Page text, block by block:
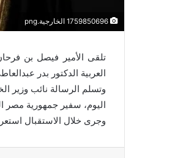
تلقى الأمير فيصل بن
العربية الدكتور بدر
وتسلم الرسالة نائب وزير
اليوم، سفير جمهورية مصر
وجرى خلال الاستقبال